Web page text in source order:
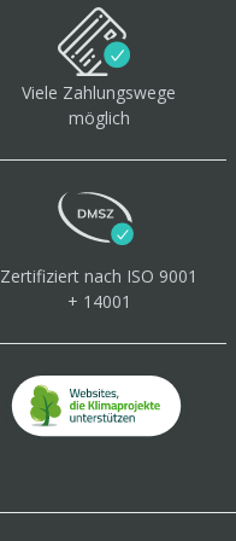
Viele Zahlungswege
möglich
Zertifiziert nach ISO 9001
+ 14001